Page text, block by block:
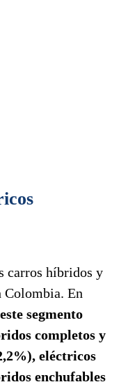
carros híbridos y
Colombia. En
segmento
completos y
eléctricos
enchufables